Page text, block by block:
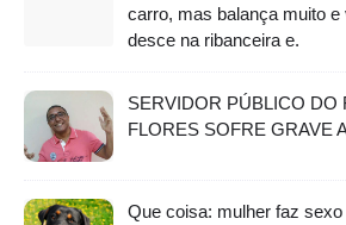
carro, mas balança muito e
desce na ribanceira e.
SERVIDOR PÚBLICO DO
FLORES SOFRE GRAVE
Que coisa: mulher faz